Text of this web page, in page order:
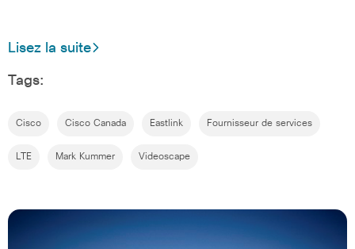
Lisez la suite
Tags:
Cisco Cisco Canada Eastlink Fournisseur de services
LTE Mark Kummer Videoscape